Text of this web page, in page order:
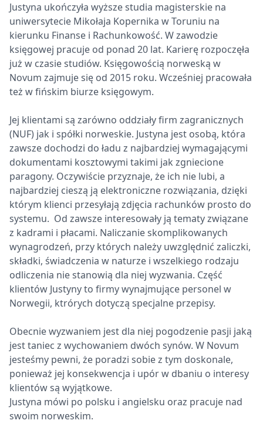
Justyna ukończyła wyższe studia magisterskie na
uniwersytecie Mikołaja Kopernika w Toruniu na
kierunku Finanse i Rachunkowość. W zawodzie
księgowej pracuje od ponad 20 lat. Karierę rozpoczęła
już w czasie studiów. Księgowością norweską w
Novum zajmuje się od 2015 roku. Wcześniej pracowała
też w fińskim biurze księgowym.
Jej klientami są zarówno oddziały firm zagranicznych
(NUF) jak i spółki norweskie. Justyna jest osobą, która
zawsze dochodzi do ładu z najbardziej wymagającymi
dokumentami kosztowymi takimi jak zgniecione
paragony. Oczywiście przyznaje, że ich nie lubi, a
najbardziej cieszą ją elektroniczne rozwiązania, dzięki
którym klienci przesyłają zdjęcia rachunków prosto do
systemu. Od zawsze interesowały ją tematy związane
z kadrami i płacami. Naliczanie skomplikowanych
wynagrodzeń, przy których należy uwzględnić zaliczki,
składki, świadczenia w naturze i wszelkiego rodzaju
odliczenia nie stanowią dla niej wyzwania. Część
klientów Justyny to firmy wynajmujące personel w
Norwegii, ktrórych dotyczą specjalne przepisy.
Obecnie wyzwaniem jest dla niej pogodzenie pasji jaką
jest taniec z wychowaniem dwóch synów. W Novum
jesteśmy pewni, że poradzi sobie z tym doskonale,
ponieważ jej konsekwencja i upór w dbaniu o interesy
klientów są wyjątkowe.
Justyna mówi po polsku i angielsku oraz pracuje nad
swoim norweskim.